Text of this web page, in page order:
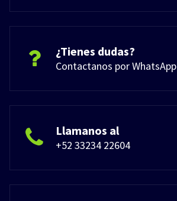
¿Tienes dudas?
Contactanos por WhatsApp
Llamanos al
+52 33234 22604